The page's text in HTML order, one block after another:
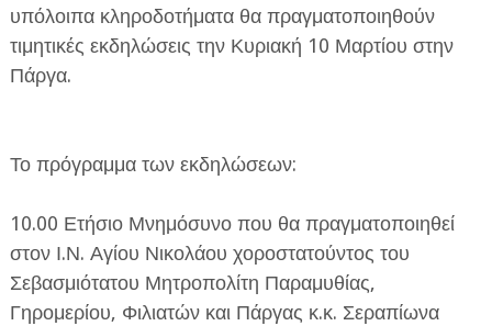
υπόλοιπα κληροδοτήματα θα πραγματοποιηθούν
τιμητικές εκδηλώσεις την Κυριακή 10 Μαρτίου στην
Πάργα.
Το πρόγραμμα των εκδηλώσεων:
10.00 Ετήσιο Μνημόσυνο που θα πραγματοποιηθεί
στον Ι.Ν. Αγίου Νικολάου χοροστατούντος του
Σεβασμιότατου Μητροπολίτη Παραμυθίας,
Γηρομερίου, Φιλιατών και Πάργας κ.κ. Σεραπίωνα